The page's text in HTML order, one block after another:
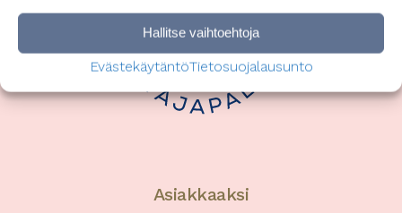
Hallitse vaihtoehtoja
EvästekäytäntöTietosuojalausunto
Asiakkaaksi